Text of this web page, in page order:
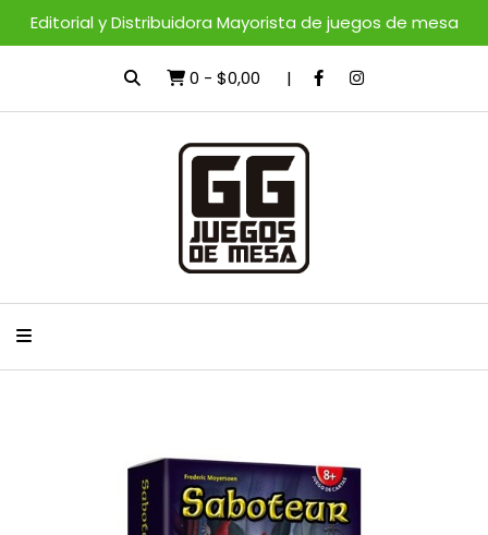
Editorial y Distribuidora Mayorista de juegos de mesa
0 - $0,00